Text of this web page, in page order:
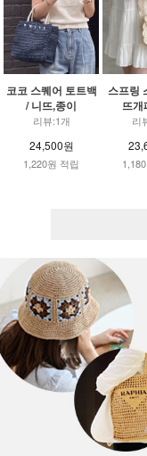
코코 스퀘어 토트백
/ 니뜨,종이
리뷰:1개
24,500원
1,220원 적립
스프링
뜨개
리